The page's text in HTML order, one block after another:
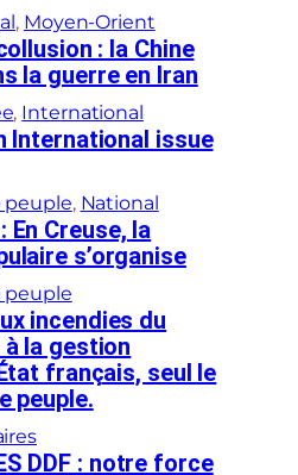
, Moyen-Orient
: la Chine
la guerre en Iran
, International
International issue
peuple, National
En Creuse, la
s’organise
peuple
incendies du
la gestion
français, seul le
peuple.
DDF : notre force